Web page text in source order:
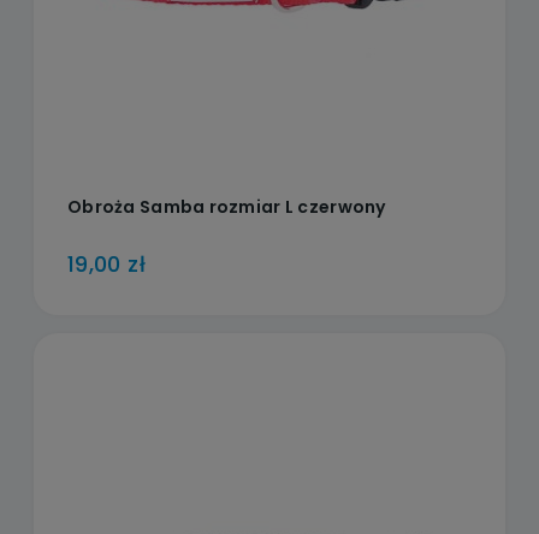
Obroża Samba rozmiar L czerwony
19,00 zł